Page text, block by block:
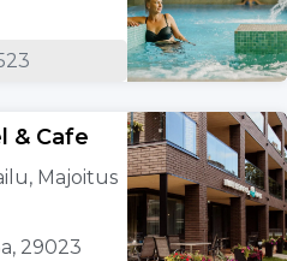
& Cafe
, Majoitus
29023